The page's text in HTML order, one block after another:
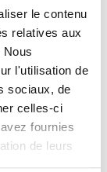
le contenu
relatives aux
l'utilisation de
sociaux, de
celles-ci
fournies
de leurs
manuelle
et